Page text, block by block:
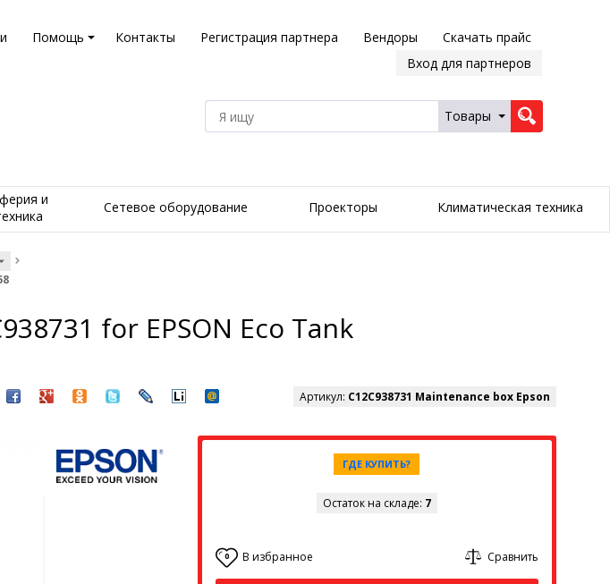
Помощь Контакты Регистрация партнера Вендоры
Скачать прайс
Вход для партнеров
Товары
и
Сетевое оборудование Проекторы Климатическая техника
for EPSON Eco Tank
Артикул: C12C938731 Maintenance box Epson
ГДЕ КУПИТЬ?
Остаток на складе: 7
0 В избранное Сравнить